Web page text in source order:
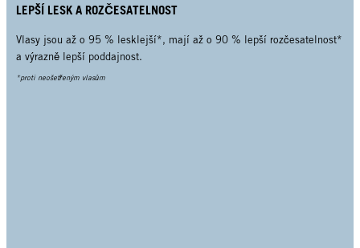
LEPŠÍ LESK A ROZČESATELNOST
Vlasy jsou až o 95 % lesklejší*, mají až o 90 % lepší rozčesatelnost*
a výrazně lepší poddajnost.
*proti neošetřeným vlasům